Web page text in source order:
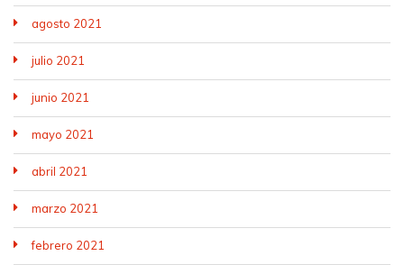
agosto 2021
julio 2021
junio 2021
mayo 2021
abril 2021
marzo 2021
febrero 2021